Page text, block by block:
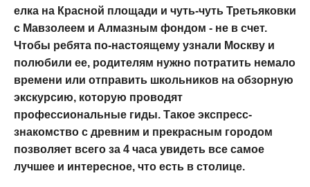
елка на Красной площади и чуть-чуть Третьяковки
с Мавзолеем и Алмазным фондом - не в счет.
Чтобы ребята по-настоящему узнали Москву и
полюбили ее, родителям нужно потратить немало
времени или отправить школьников на обзорную
экскурсию, которую проводят
профессиональные гиды. Такое экспресс-
знакомство с древним и прекрасным городом
позволяет всего за 4 часа увидеть все самое
лучшее и интересное, что есть в столице.